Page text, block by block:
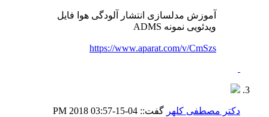
آموزش مدلسازی انتشار آلودگی هوا فایل
ویدئویی نمونه ADMS
https://www.aparat.com/v/CmSzs
دکتر مصطفی کلهر گفت:: 04-15-2018
03:57 PM